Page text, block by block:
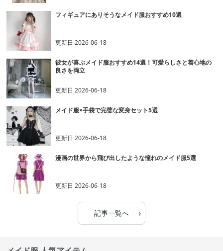
フィギュアにありそうなメイド服おすすめ10選
更新日2026-06-18
彼女が喜ぶメイド服おすすめ14選！可愛らしさと着心地の
良さを両立
更新日2026-06-18
メイド服×手袋で完璧な変身セット5選
更新日2026-06-18
漫画の世界から飛び出したような憧れのメイド服5選
更新日2026-06-18
記事一覧へ ›